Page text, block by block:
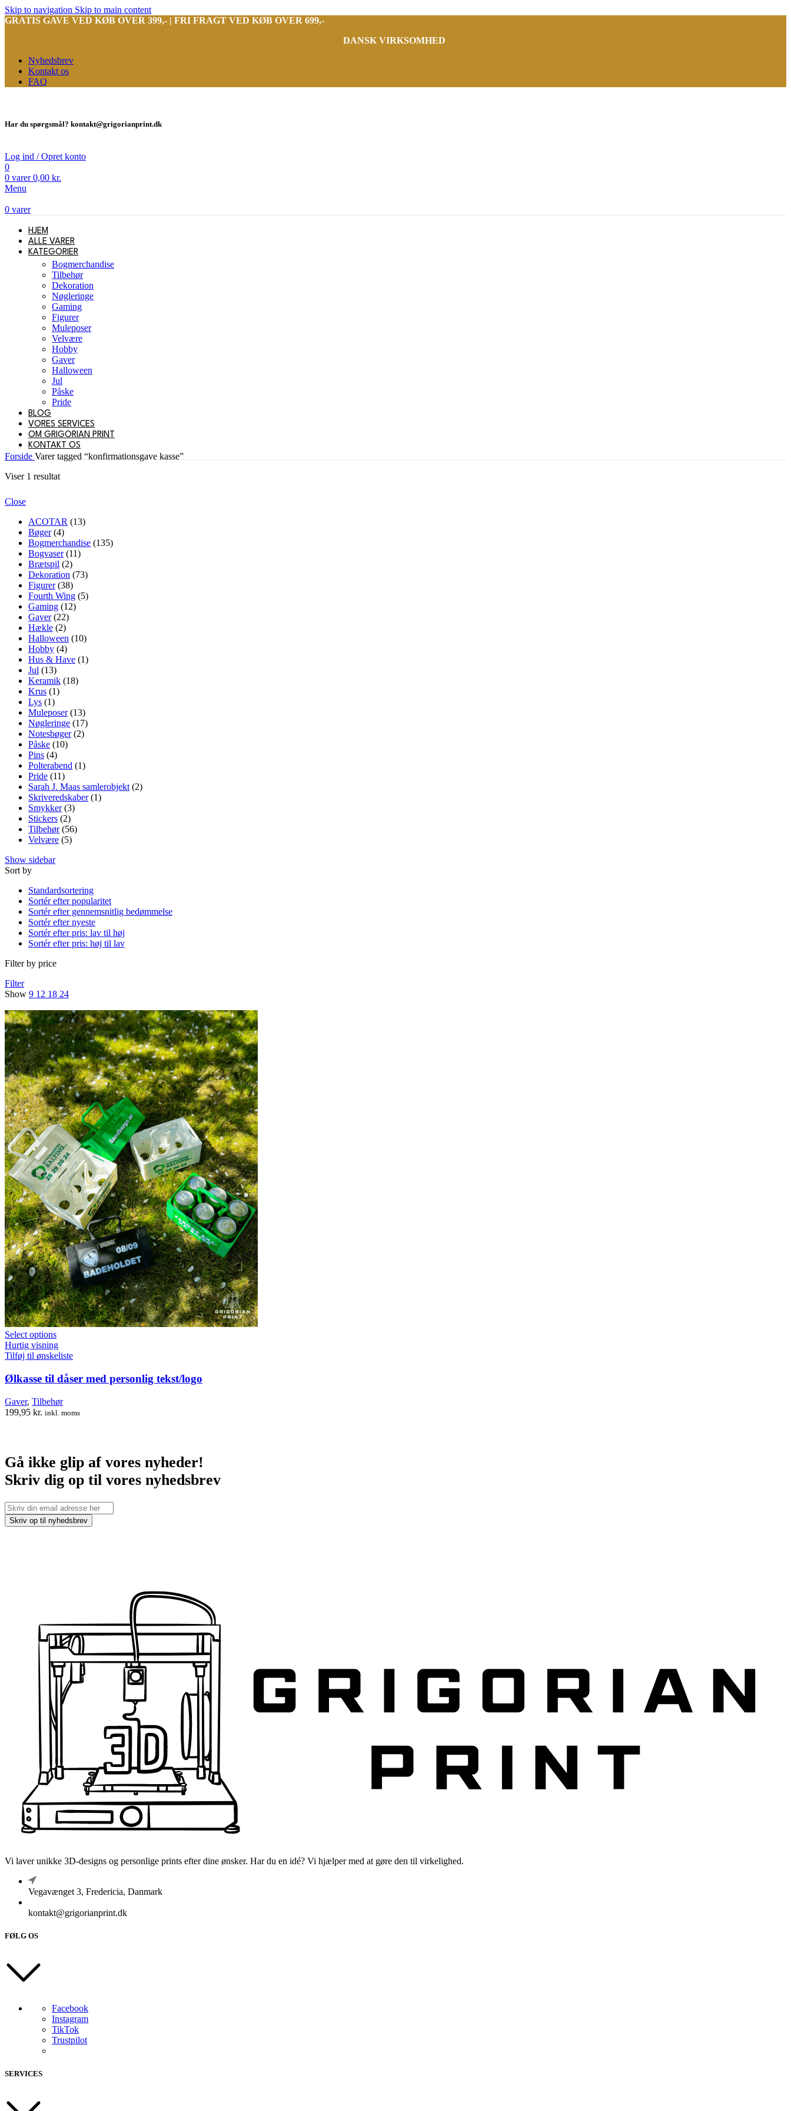
Skip to navigation Skip to main content
GRATIS GAVE VED KØB OVER 399,- | FRI FRAGT VED KØB OVER 699,-
DANSK VIRKSOMHED
Nyhedsbrev
Kontakt os
FAQ
Har du spørgsmål? kontakt@grigorianprint.dk
Log ind / Opret konto
0
0 varer 0,00 kr.
Menu
0 varer
HJEM
ALLE VARER
KATEGORIER
Bogmerchandise
Tilbehør
Dekoration
Nøgleringe
Gaming
Figurer
Muleposer
Velvære
Hobby
Gaver
Halloween
Jul
Påske
Pride
BLOG
VORES SERVICES
OM GRIGORIAN PRINT
KONTAKT OS
Forside Varer tagged “konfirmationsgave kasse”
Viser 1 resultat
Close
ACOTAR (13)
Bøger(4)
Bogmerchandise (135)
Bogvaser(11)
Brætspil (2)
Dekoration (73)
Figurer(38)
Fourth Wing (5)
Gaming (12)
Gaver(22)
Hækle (2)
Halloween (10)
Hobby (4)
Hus & Have (1)
Jul (13)
Keramik (18)
Krus (1)
Lys (1)
Muleposer(13)
Nøgleringe (17)
Notesbøger(2)
Påske (10)
Pins (4)
Polterabend (1)
Pride (11)
Sarah J. Maas samlerobjekt (2)
Skriveredskaber(1)
Smykker(3)
Stickers (2)
Tilbehør(56)
Velvære (5)
Show sidebar
Sort by
Standardsortering
Sortér efter popularitet
Sortér efter gennemsnitlig bedømmelse
Sortér efter nyeste
Sortér efter pris: lav til høj
Sortér efter pris: høj til lav
Filter by price
Filter
Show 9 12 18 24
Select options
Hurtig visning
Tilføj til ønskeliste
Ølkasse til dåser med personlig tekst/logo
Gaver, Tilbehør
199,95 kr. inkl. moms
Gå ikke glip af vores nyheder!
Skriv dig op til vores nyhedsbrev
Vi laver unikke 3D-designs og personlige prints efter dine ønsker. Har du en idé? Vi hjælper med at gøre den til virkelighed.
Vegavænget 3, Fredericia, Danmark
kontakt@grigorianprint.dk
FØLG OS
Facebook
Instagram
TikTok
Trustpilot
SERVICES